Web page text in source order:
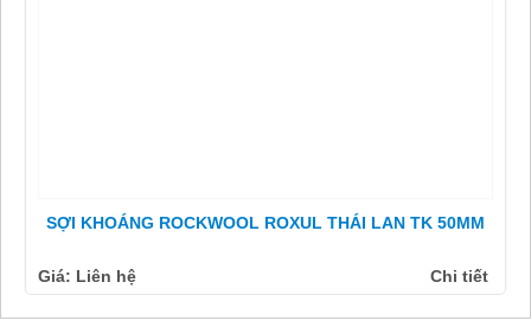
SỢI KHOÁNG ROCKWOOL ROXUL THÁI LAN TK 50MM
Giá: Liên hệ Chi tiết